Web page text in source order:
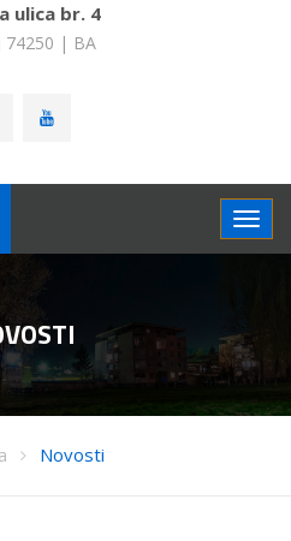
ulica br. 4
74250 | BA
Novosti